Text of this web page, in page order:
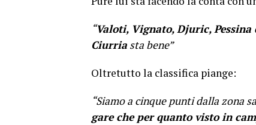
“Valoti, Vignato, Djuric,
Ciurria sta bene”
Oltretutto la classifica piange:
“Siamo a cinque punti dalla zona
gare che per quanto visto in